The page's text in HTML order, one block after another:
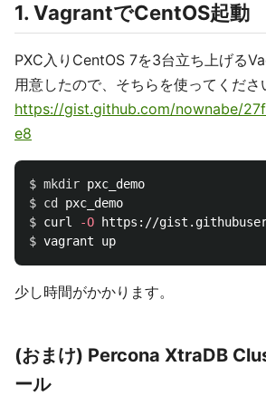
1. VagrantでCentOS起動
PXC入りCentOS 7を3台立ち上げる
用意したので、そちらを使ってくださ
https://gist.github.com/nownabe/
e8
$ mkdir
$ cd
$ curl
-O
$
少し時間がかかります。
(おまけ) Percona XtraDB
ール